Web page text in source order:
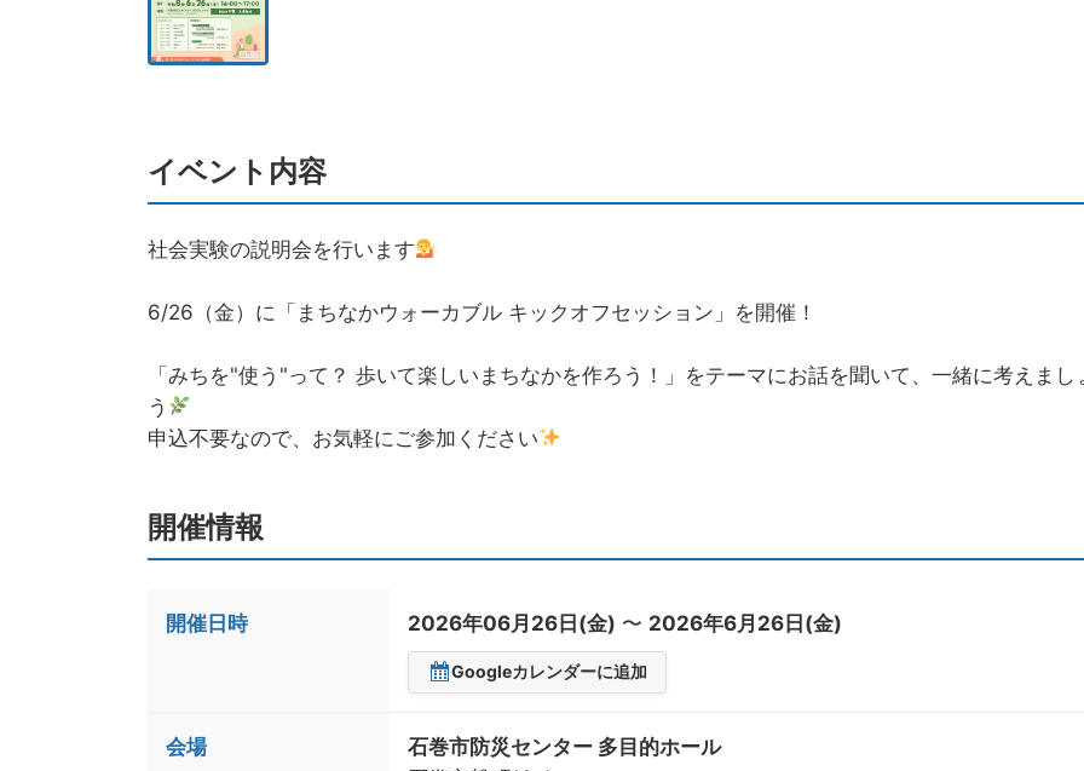
イベント内容
社会実験の説明会を行います
6/26（金）に「まちなかウォーカブル キックオフセッション」を開催！
「みちを"使う"って？ 歩いて楽しいまちなかを作ろう！」をテーマにお話を聞いて、一緒に考えまし
う
申込不要なので、お気軽にご参加ください
開催情報
開催日時 2026年06月26日(金) 〜 2026年6月26日(金)
Googleカレンダーに追加
会場
石巻市防災センター 多目的ホール